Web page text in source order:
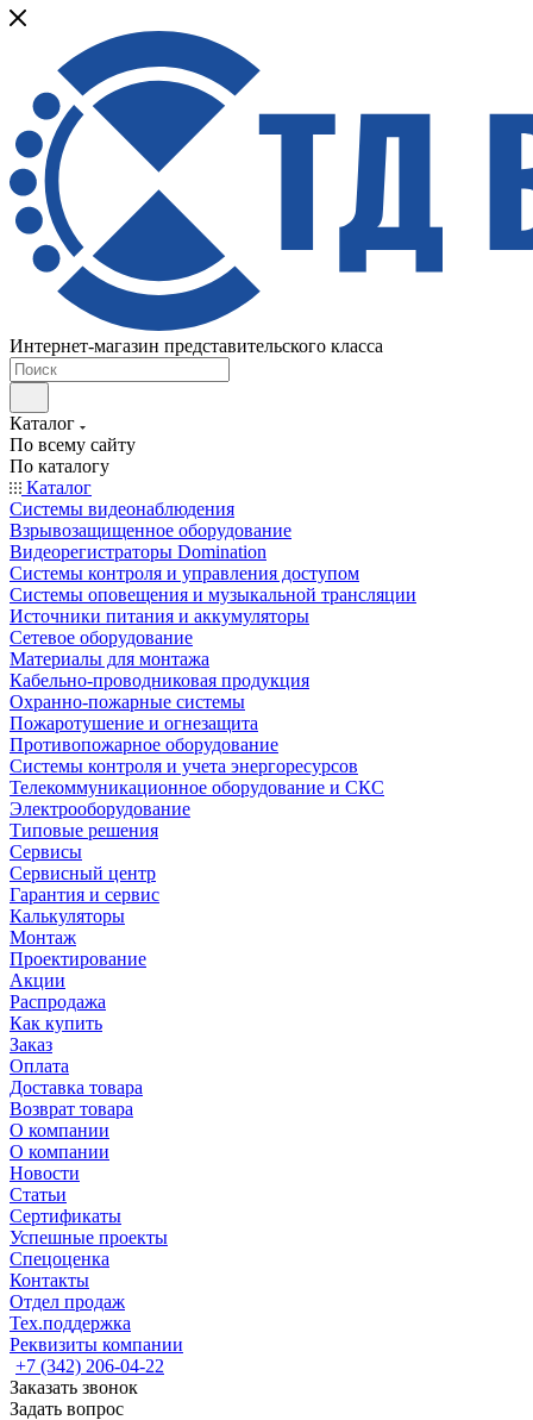
Интернет-магазин представительского класса
Каталог
По всему сайту
По каталогу
Каталог
Системы видеонаблюдения
Взрывозащищенное оборудование
Видеорегистраторы Domination
Системы контроля и управления доступом
Системы оповещения и музыкальной трансляции
Источники питания и аккумуляторы
Сетевое оборудование
Материалы для монтажа
Кабельно-проводниковая продукция
Охранно-пожарные системы
Пожаротушение и огнезащита
Противопожарное оборудование
Системы контроля и учета энергоресурсов
Телекоммуникационное оборудование и СКС
Электрооборудование
Типовые решения
Сервисы
Сервисный центр
Гарантия и сервис
Калькуляторы
Монтаж
Проектирование
Акции
Распродажа
Как купить
Заказ
Оплата
Доставка товара
Возврат товара
О компании
О компании
Новости
Статьи
Сертификаты
Успешные проекты
Спецоценка
Контакты
Отдел продаж
Тех.поддержка
Реквизиты компании
+7 (342) 206-04-22
Заказать звонок
Задать вопрос